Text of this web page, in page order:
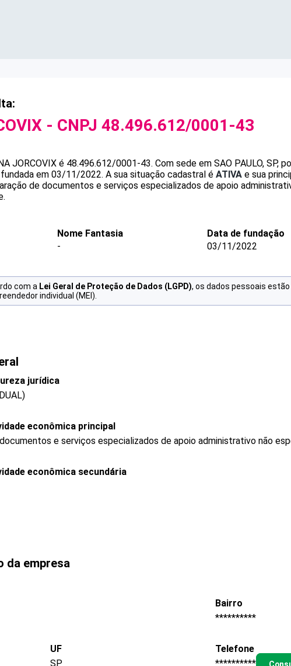
- CNPJ 48.496.612/0001-43
JORCOVIX é 48.496.612/0001-43. Com sede em SAO PAULO, SP,
em 03/11/2022. A sua situação cadastral é ATIVA e sua
de documentos e serviços especializados de apoio
Nome Fantasia
-
Data de fundação
03/11/2022
com a Lei Geral de Proteção de Dados (LGPD), os dados pessoais
individual (MEI).
jurídica
econômica principal
e serviços especializados de apoio administrativo não
econômica secundária
da empresa
Bairro
**********
UF
SP
Telefone
**********